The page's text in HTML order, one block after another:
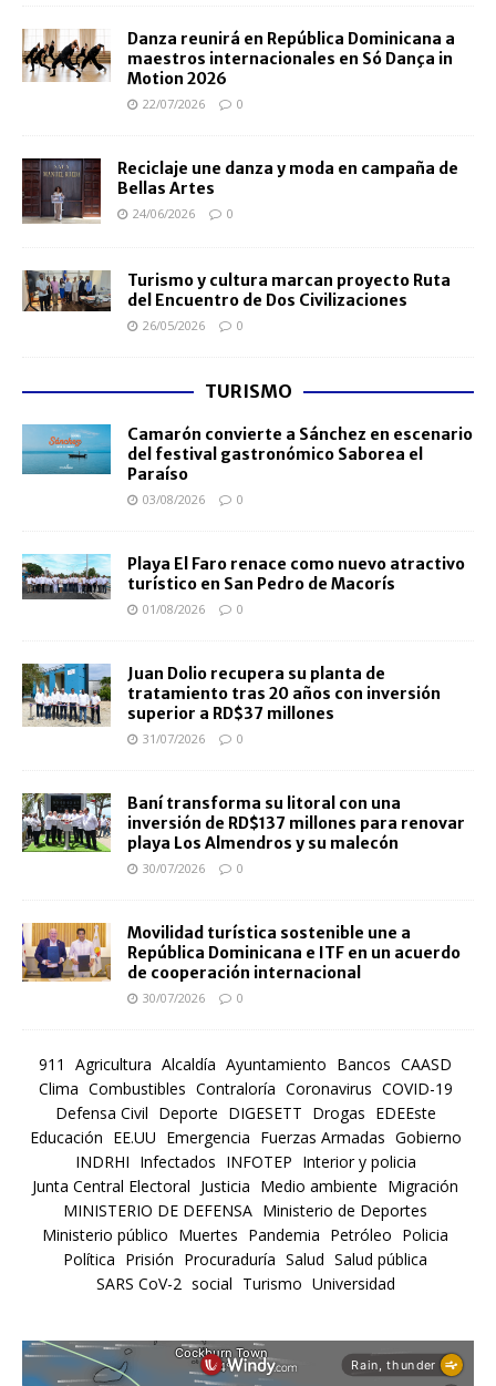
Danza reunirá en República Dominicana a
maestros internacionales en Só Dança in
Motion 2026
22/07/2026 0
Reciclaje une danza y moda en campaña de
Bellas Artes
24/06/2026 0
Turismo y cultura marcan proyecto Ruta
del Encuentro de Dos Civilizaciones
26/05/2026 0
TURISMO
Camarón convierte a Sánchez en escenario
del festival gastronómico Saborea el
Paraíso
03/08/2026 0
Playa El Faro renace como nuevo atractivo
turístico en San Pedro de Macorís
01/08/2026 0
Juan Dolio recupera su planta de
tratamiento tras 20 años con inversión
superior a RD$37 millones
31/07/2026 0
Baní transforma su litoral con una
inversión de RD$137 millones para renovar
playa Los Almendros y su malecón
30/07/2026 0
Movilidad turística sostenible une a
República Dominicana e ITF en un acuerdo
de cooperación internacional
30/07/2026 0
911 Agricultura Alcaldía Ayuntamiento Bancos CAASD
Clima Combustibles Contraloría Coronavirus COVID-19
Defensa Civil Deporte DIGESETT Drogas EDEEste
Educación EE.UU Emergencia Fuerzas Armadas Gobierno
INDRHI Infectados INFOTEP Interior y policia
Junta Central Electoral Justicia Medio ambiente Migración
MINISTERIO DE DEFENSA Ministerio de Deportes
Ministerio público Muertes Pandemia Petróleo Policia
Política Prisión Procuraduría Salud Salud pública
SARS CoV-2 social Turismo Universidad